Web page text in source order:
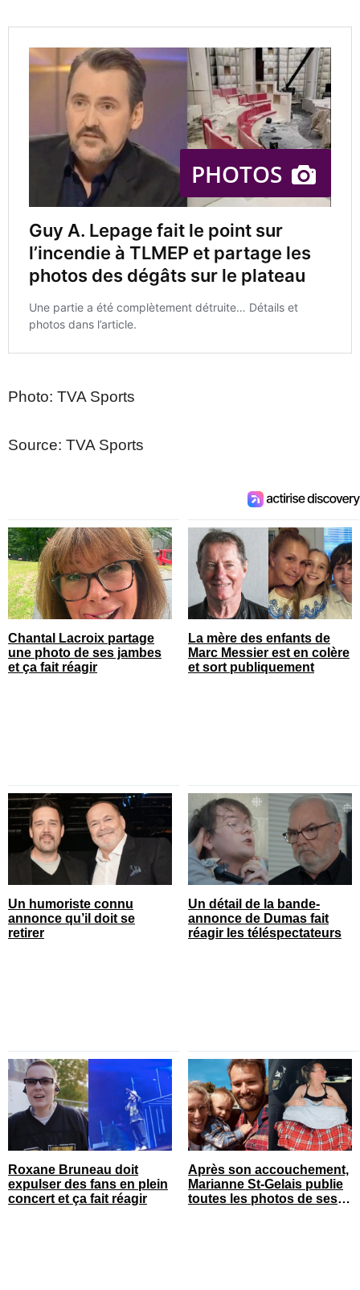
Photo: TVA Sports
Source: TVA Sports
Chantal Lacroix partage
une photo de ses jambes
et ça fait réagir
La mère des enfants de
Marc Messier est en colère
et sort publiquement
Un humoriste connu
annonce qu’il doit se
retirer
Un détail de la bande-
annonce de Dumas fait
réagir les téléspectateurs
Roxane Bruneau doit
expulser des fans en plein
concert et ça fait réagir
Après son accouchement,
Marianne St-Gelais publie
toutes les photos de ses